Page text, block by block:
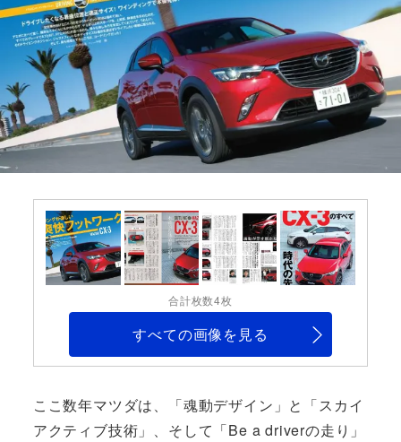
合計枚数4枚
すべての画像を見る
ここ数年マツダは、「魂動デザイン」と「スカイ
アクティブ技術」、そして「Be a driverの走り」